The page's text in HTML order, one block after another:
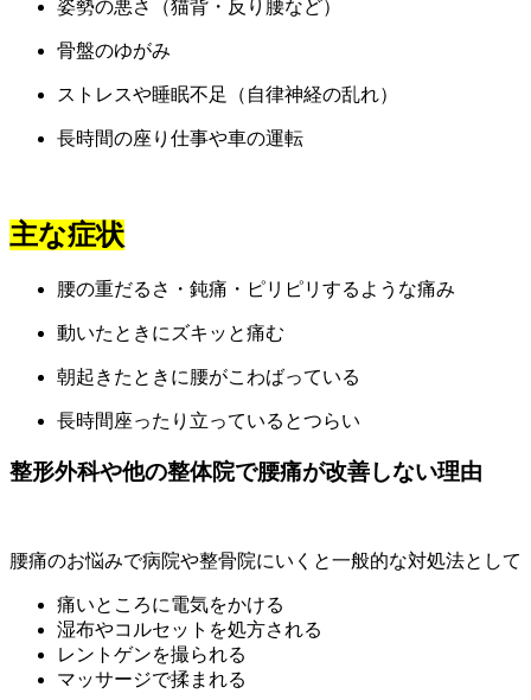
姿勢の悪さ（猫背・反り腰など）
骨盤のゆがみ
ストレスや睡眠不足（自律神経の乱れ）
長時間の座り仕事や車の運転
主な症状
腰の重だるさ・鈍痛・ピリピリするような痛み
動いたときにズキッと痛む
朝起きたときに腰がこわばっている
長時間座ったり立っているとつらい
整形外科や他の整体院で腰痛が改善しない理由
腰痛のお悩みで病院や整骨院にいくと一般的な対処法として
痛いところに電気をかける
湿布やコルセットを処方される
レントゲンを撮られる
マッサージで揉まれる